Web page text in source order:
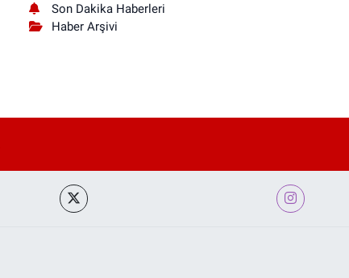
Son Dakika Haberleri
Haber Arşivi